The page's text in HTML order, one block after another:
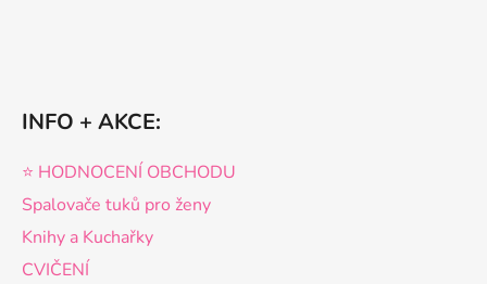
INFO + AKCE:
⭐️ HODNOCENÍ OBCHODU
Spalovače tuků pro ženy
Knihy a Kuchařky
CVIČENÍ